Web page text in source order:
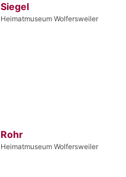
Siegel
Heimatmuseum Wolfersweiler
Rohr
Heimatmuseum Wolfersweiler